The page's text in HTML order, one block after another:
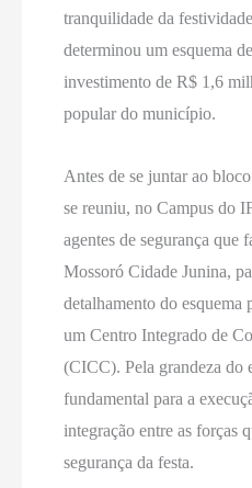
tranquilidade da
determinou um esquema
investimento de R$ 1,6
popular do município.
Antes de se juntar ao
se reuniu, no Campus do
agentes de segurança que
Mossoró Cidade Junina,
detalhamento do esquema
um Centro Integrado de
(CICC). Pela grandeza do
fundamental para a
integração entre as forças
segurança da festa.